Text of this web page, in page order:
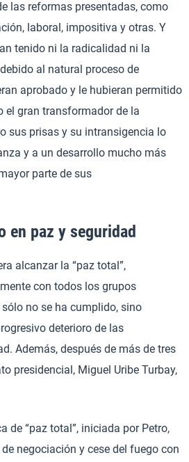
las reformas presentadas, como
laboral, impositiva y otras. Y
tenido ni la radicalidad ni la
al natural proceso de
aprobado y le hubieran permitido
el gran transformador de la
sus prisas y su intransigencia lo
y a un desarrollo mucho más
parte de sus
en paz y seguridad
alcanzar la “paz total”,
con todos los grupos
no se ha cumplido, sino
deterioro de las
Además, después de más de tres
presidencial, Miguel Uribe Turbay,
de “paz total”, iniciada por Petro,
negociación y cese del fuego con